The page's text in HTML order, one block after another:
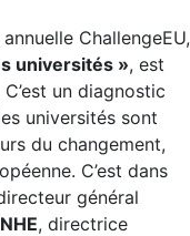
ChallengeEU,
universités », est
un diagnostic
universités sont
du changement,
C’est dans
général
, directrice